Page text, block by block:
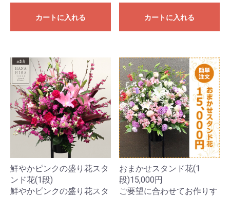
カートに入れる カートに入れる
鮮やかピンクの盛り花スタ
ンド花(1段)
鮮やかピンクの盛り花スタ
おまかせスタンド花(1
段)15,000円
ご要望に合わせてお作りす